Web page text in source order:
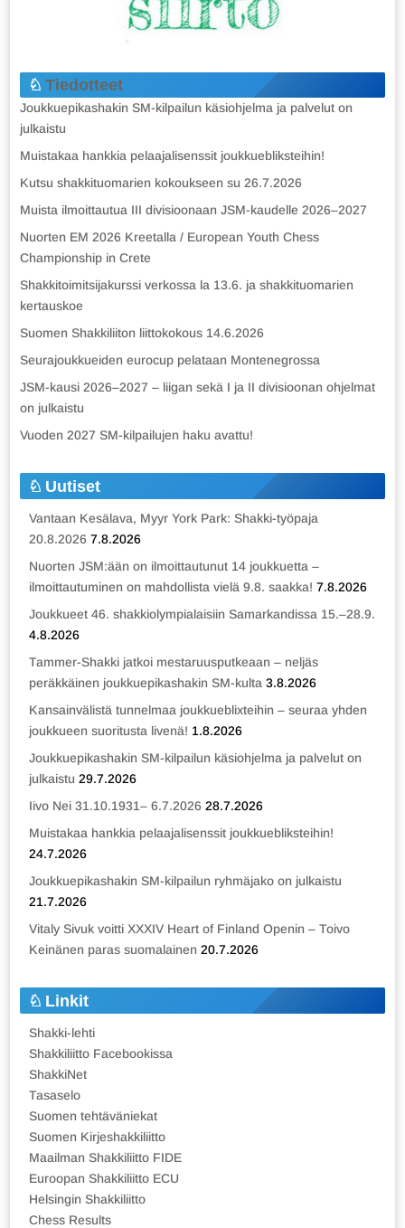
Tiedotteet
Joukkuepikashakin SM-kilpailun käsiohjelma ja palvelut on
julkaistu
Muistakaa hankkia pelaajalisenssit joukkuebliksteihin!
Kutsu shakkituomarien kokoukseen su 26.7.2026
Muista ilmoittautua III divisioonaan JSM-kaudelle 2026–2027
Nuorten EM 2026 Kreetalla / European Youth Chess
Championship in Crete
Shakkitoimitsijakurssi verkossa la 13.6. ja shakkituomarien
kertauskoe
Suomen Shakkiliiton liittokokous 14.6.2026
Seurajoukkueiden eurocup pelataan Montenegrossa
JSM-kausi 2026–2027 – liigan sekä I ja II divisioonan ohjelmat
on julkaistu
Vuoden 2027 SM-kilpailujen haku avattu!
Uutiset
Vantaan Kesälava, Myyr York Park: Shakki-työpaja
20.8.2026 7.8.2026
Nuorten JSM:ään on ilmoittautunut 14 joukkuetta –
ilmoittautuminen on mahdollista vielä 9.8. saakka! 7.8.2026
Joukkueet 46. shakkiolympialaisiin Samarkandissa 15.–28.9.
4.8.2026
Tammer-Shakki jatkoi mestaruusputkeaan – neljäs
peräkkäinen joukkuepikashakin SM-kulta 3.8.2026
Kansainvälistä tunnelmaa joukkueblixteihin – seuraa yhden
joukkueen suoritusta livenä! 1.8.2026
Joukkuepikashakin SM-kilpailun käsiohjelma ja palvelut on
julkaistu 29.7.2026
Iivo Nei 31.10.1931– 6.7.2026 28.7.2026
Muistakaa hankkia pelaajalisenssit joukkuebliksteihin!
24.7.2026
Joukkuepikashakin SM-kilpailun ryhmäjako on julkaistu
21.7.2026
Vitaly Sivuk voitti XXXIV Heart of Finland Openin – Toivo
Keinänen paras suomalainen 20.7.2026
Linkit
Shakki-lehti
Shakkiliitto Facebookissa
ShakkiNet
Tasaselo
Suomen tehtäväniekat
Suomen Kirjeshakkiliitto
Maailman Shakkiliitto FIDE
Euroopan Shakkiliitto ECU
Helsingin Shakkiliitto
Chess Results